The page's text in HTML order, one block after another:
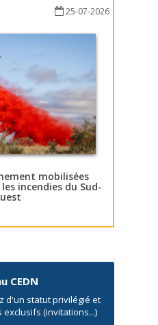
25-07-2026
mobilisées
incendies du Sud-
CEDN
d'un statut privilégié et
(invitations...)